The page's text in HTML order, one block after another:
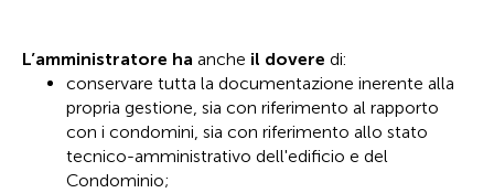
L’amministratore ha anche il dovere di:
conservare tutta la documentazione inerente alla
propria gestione, sia con riferimento al rapporto
con i condomini, sia con riferimento allo stato
tecnico-amministrativo dell'edificio e del
Condominio;